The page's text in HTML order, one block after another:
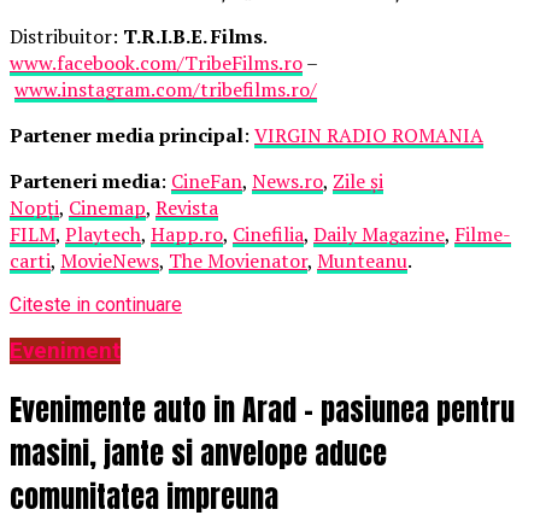
Distribuitor: T.R.I.B.E. Films.
www.facebook.com/TribeFilms.ro–
www.instagram.com/tribefilms.ro/
Partener media principal: VIRGIN RADIO ROMANIA
Parteneri media: CineFan, News.ro, Zile și
Nopți, Cinemap, Revista
FILM, Playtech, Happ.ro, Cinefilia, Daily Magazine, Filme-
carti, MovieNews, The Movienator, Munteanu.
Citeste in continuare
Eveniment
Evenimente auto in Arad – pasiunea pentru
masini, jante si anvelope aduce
comunitatea impreuna